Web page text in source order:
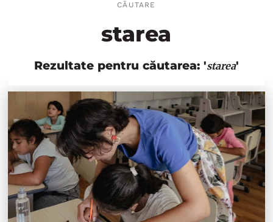
CĂUTARE
starea
Rezultate pentru căutarea: 'starea'